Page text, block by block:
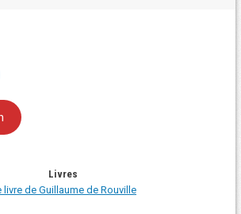
Livres
livre de Guillaume de Rouville